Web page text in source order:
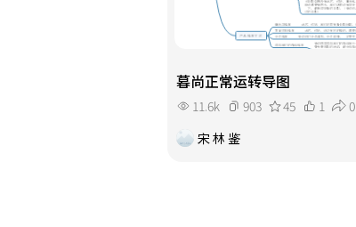
暮尚正常运转导图
11.6k 903 45 1
0
宋 林 鉴